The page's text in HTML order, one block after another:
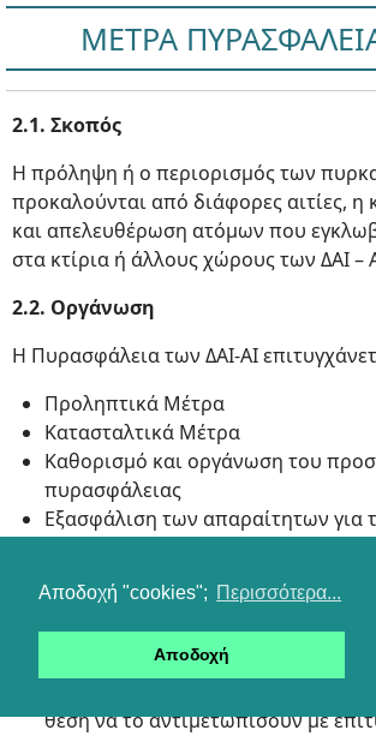
Αποδοχή "cookies"; Περισσότερα...
Αποδοχή
ΜΕΤΡΑ
2.1. Σκοπός
Η πρόληψη ή ο περιορισμός των
προκαλούνται από διάφορες αιτίες, η
και απελευθέρωση ατόμων που
στα κτίρια ή άλλους χώρους των ΔΑΙ –
2.2. Οργάνωση
Η Πυρασφάλεια των ΔΑΙ-ΑΙ
Προληπτικά Μέτρα
Κατασταλτικά Μέτρα
Καθορισμό και οργάνωση του
πυρασφάλειας
Εξασφάλιση των απαραίτητων για
Εκπαίδευση όλου του
στη χρήση των παραπάνω
κατασβεστικών μέσων και
Εκπαίδευση των ομάδων
περίπτωση οποιουδήποτε
θέση να το αντιμετωπίσουν με